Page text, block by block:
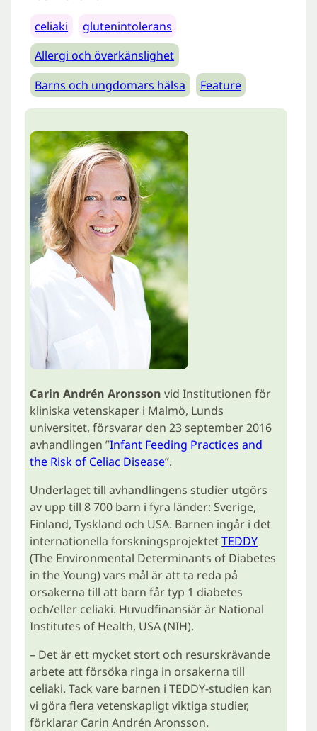
celiaki
glutenintolerans
Allergi och överkänslighet
Barns och ungdomars hälsa
Feature
Carin Andrén Aronsson vid Institutionen för
kliniska vetenskaper i Malmö, Lunds
universitet, försvarar den 23 september 2016
avhandlingen ”Infant Feeding Practices and
the Risk of Celiac Disease”.
Underlaget till avhandlingens studier utgörs
av upp till 8 700 barn i fyra länder: Sverige,
Finland, Tyskland och USA. Barnen ingår i det
internationella forskningsprojektetTEDDY
(The Environmental Determinants of Diabetes
in the Young) vars mål är att ta reda på
orsakerna till att barn får typ 1 diabetes
och/eller celiaki. Huvudfinansiär är National
Institutes of Health, USA (NIH).
– Det är ett mycket stort och resurskrävande
arbete att försöka ringa in orsakerna till
celiaki. Tack vare barnen i TEDDY-studien kan
vi göra flera vetenskapligt viktiga studier,
förklarar Carin Andrén Aronsson.